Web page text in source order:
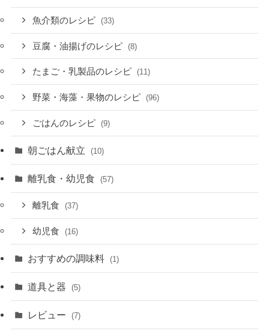
魚介類のレシピ (33)
豆腐・油揚げのレシピ (8)
たまご・乳製品のレシピ (11)
野菜・海藻・果物のレシピ (96)
ごはんのレシピ (9)
朝ごはん献立 (10)
離乳食・幼児食 (57)
離乳食 (37)
幼児食 (16)
おすすめの調味料 (1)
道具と器 (5)
レビュー (7)